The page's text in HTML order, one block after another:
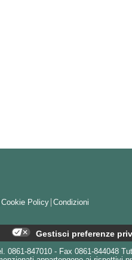
Cookie Policy Condizioni
Gestisci preferenze
0861-847010 - Fax 0861-844048